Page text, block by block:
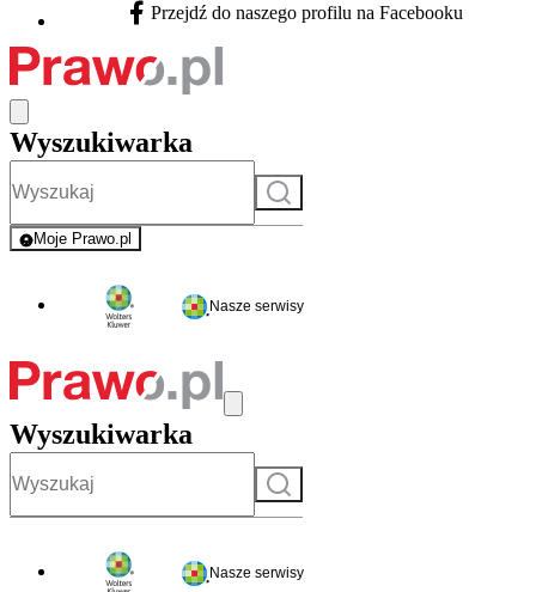
Facebook - otwiera się w nowej karcie
Przejdź do naszego profilu na Facebooku
Wyszukiwarka
Szukaj
Moje Prawo.pl
- rejestracja i logowanie do serwisu
Nasze serwisy
Wyszukiwarka
Szukaj
Nasze serwisy